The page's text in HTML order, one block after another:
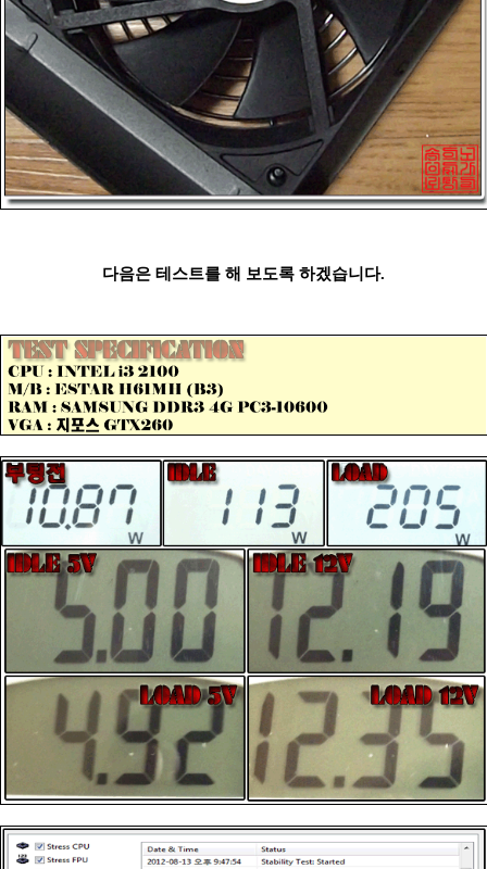
다음은 테스트를 해 보도록 하겠습니다.